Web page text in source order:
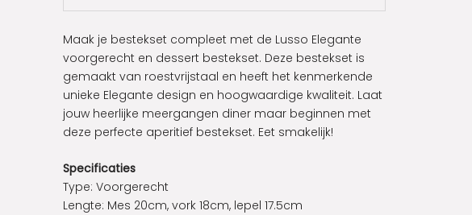
Maak je bestekset compleet met de Lusso Elegante
voorgerecht en dessert bestekset. Deze bestekset is
gemaakt van roestvrijstaal en heeft het kenmerkende
unieke Elegante design en hoogwaardige kwaliteit. Laat
jouw heerlijke meergangen diner maar beginnen met
deze perfecte aperitief bestekset. Eet smakelijk!
Specificaties
Type: Voorgerecht
Lengte: Mes 20cm, vork 18cm, lepel 17.5cm